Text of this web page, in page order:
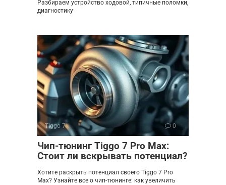
Разбираем устройство ходовой, типичные поломки,
диагностику
Tiggo 7 0
Чип-тюнинг Tiggo 7 Pro Max:
Стоит ли вскрывать потенциал?
Хотите раскрыть потенциал своего Tiggo 7 Pro
Max? Узнайте все о чип-тюнинге: как увеличить